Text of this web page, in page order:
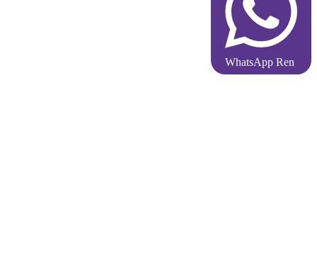
WhatsApp Ren